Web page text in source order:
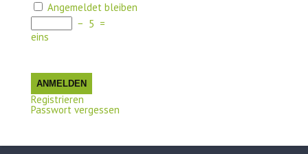
Angemeldet bleiben
− 5 =
eins
ANMELDEN
Registrieren
Passwort vergessen